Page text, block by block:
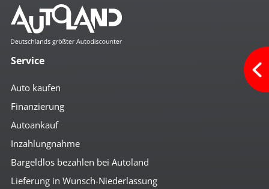
Service
Auto kaufen
Finanzierung
Autoankauf
Inzahlungnahme
Bargeldlos bezahlen bei Autoland
Lieferung in Wunsch-Niederlassung